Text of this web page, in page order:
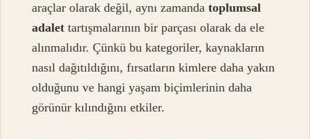
araçlar olarak değil, aynı zamandatoplumsal
adalet tartışmalarının bir parçası olarak da ele
alınmalıdır. Çünkü bu kategoriler, kaynakların
nasıl dağıtıldığını, fırsatların kimlere daha yakın
olduğunu ve hangi yaşam biçimlerinin daha
görünür kılındığını etkiler.